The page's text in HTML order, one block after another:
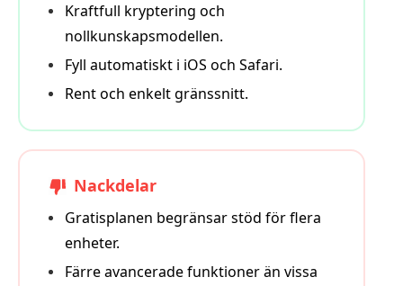
Kraftfull kryptering och
nollkunskapsmodellen.
Fyll automatiskt i iOS och Safari.
Rent och enkelt gränssnitt.
Nackdelar
Gratisplanen begränsar stöd för flera
enheter.
Färre avancerade funktioner än vissa